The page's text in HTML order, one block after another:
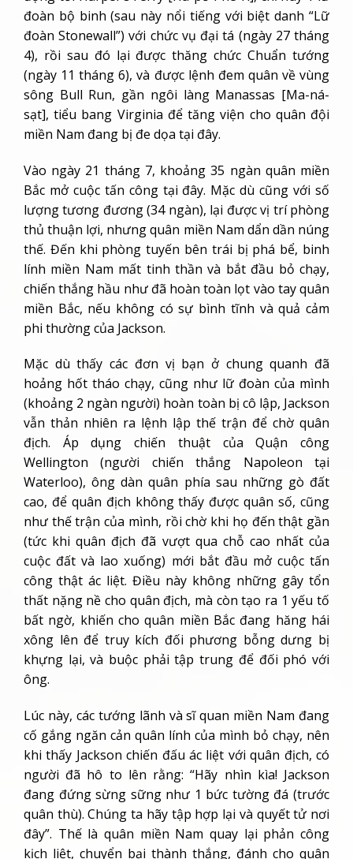
đoàn bộ binh (sau này nổi tiếng với biệt danh “Lữ
đoàn Stonewall”) với chức vụ đại tá (ngày 27 tháng
4), rồi sau đó lại được thăng chức Chuẩn tướng
(ngày 11 tháng 6), và được lệnh đem quân về vùng
sông Bull Run, gần ngôi làng Manassas [Ma-ná-
sạt], tiểu bang Virginia để tăng viện cho quân đội
miền Nam đang bị đe dọa tại đây.
Vào ngày 21 tháng 7, khoảng 35 ngàn quân miền
Bắc mở cuộc tấn công tại đây. Mặc dù cũng với số
lượng tương đương (34 ngàn), lại được vị trí phòng
thủ thuận lợi, nhưng quân miền Nam dẩn dần núng
thế. Đến khi phòng tuyến bên trái bị phá bể, binh
lính miền Nam mất tinh thần và bắt đầu bỏ chạy,
chiến thắng hầu như đã hoàn toàn lọt vào tay quân
miền Bắc, nếu không có sự bình tĩnh và quả cảm
phi thường của Jackson.
Mặc dù thấy các đơn vị bạn ở chung quanh đã
hoảng hốt tháo chạy, cũng như lữ đoàn của mình
(khoảng 2 ngàn người) hoàn toàn bị cô lập, Jackson
vẫn thản nhiên ra lệnh lập thế trận để chờ quân
địch. Áp dụng chiến thuật của Quận công
Wellington (người chiến thắng Napoleon tại
Waterloo), ông dàn quân phía sau những gò đất
cao, để quân địch không thấy được quân số, cũng
như thế trận của mình, rồi chờ khi họ đến thật gần
(tức khi quân địch đã vượt qua chỗ cao nhất của
cuộc đất và lao xuống) mới bắt đầu mở cuộc tấn
công thật ác liệt. Điều này không những gây tổn
thất nặng nề cho quân địch, mà còn tạo ra 1 yếu tố
bất ngờ, khiến cho quân miền Bắc đang hăng hái
xông lên để truy kích đối phương bỗng dưng bị
khựng lại, và buộc phải tập trung để đối phó với
ông.
Lúc này, các tướng lãnh và sĩ quan miền Nam đang
cố gắng ngăn cản quân lính của mình bỏ chạy, nên
khi thấy Jackson chiến đấu ác liệt với quân địch, có
người đã hô to lên rằng: “Hãy nhìn kìa! Jackson
đang đứng sừng sững như 1 bức tường đá (trước
quân thù). Chúng ta hãy tập hợp lại và quyết tử nơi
đây”. Thế là quân miền Nam quay lại phản công
kịch liệt, chuyển bại thành thắng, đánh cho quân